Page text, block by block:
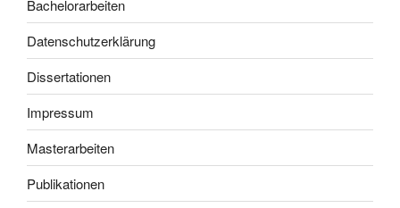
Bachelorarbeiten
Datenschutzerklärung
Dissertationen
Impressum
Masterarbeiten
Publikationen